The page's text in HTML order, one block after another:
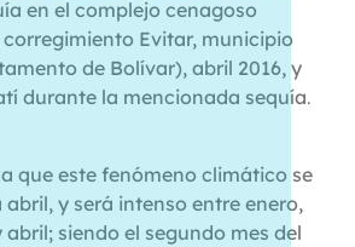
en el complejo cenagoso
corregimiento Evitar, municipio
de Bolívar), abril 2016, y
durante la mencionada sequía.
que este fenómeno climático se
y será intenso entre enero,
siendo el segundo mes del